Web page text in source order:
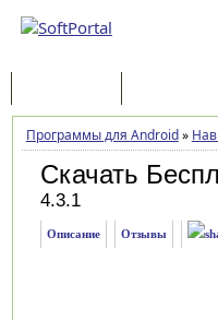
Программы для Android»
Скачать
4.3.1
Описание Отзывы